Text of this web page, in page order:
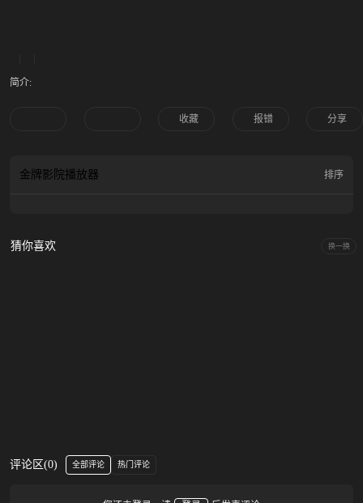
简介:
收藏 报错 分享
金牌影院播放器 排序
猜你喜欢 换一换
评论区(0) 全部评论 热门评论